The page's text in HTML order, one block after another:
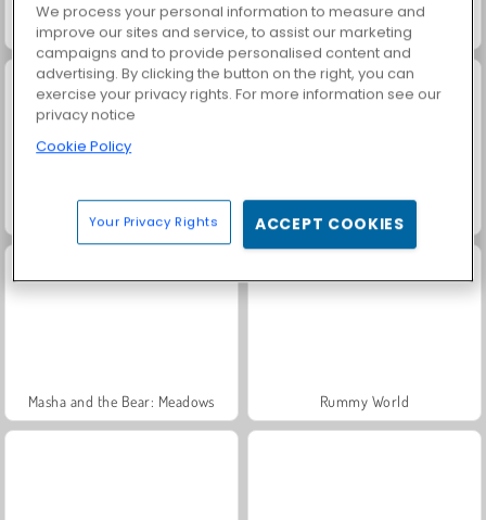
Royal Story Farm Merge Valley
Jewel Garden Story Putri Di Festival Lampion
Masha and the Bear: Meadows Rummy World
We process your personal information to measure and
improve our sites and service, to assist our marketing
campaigns and to provide personalised content and
advertising. By clicking the button on the right, you can
exercise your privacy rights. For more information see our
privacy notice
Cookie Policy
Your Privacy Rights ACCEPT COOKIES